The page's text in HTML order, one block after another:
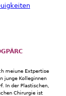
meiune Extpertise
junge Kolleginnen
In der Plastischen,
Chirurgie ist